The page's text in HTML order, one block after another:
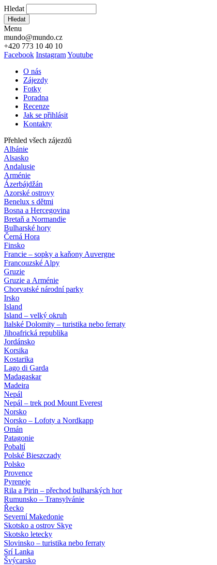
Hledat
Hledat
Menu
mundo@mundo.cz
+420 773 10 40 10
Facebook InstagramYoutube
O nás
Zájezdy
Fotky
Poradna
Recenze
Jak se přihlásit
Kontakty
Přehled všech zájezdů
Albánie
Alsasko
Andalusie
Arménie
Ázerbájdžán
Azorské ostrovy
Benelux s dětmi
Bosna a Hercegovina
Bretaň a Normandie
Bulharské hory
Černá Hora
Finsko
Francie – sopky a kaňony Auvergne
Francouzské Alpy
Gruzie
Gruzie a Arménie
Chorvatské národní parky
Irsko
Island
Island – velký okruh
Italské Dolomity – turistika nebo ferraty
Jihoafrická republika
Jordánsko
Korsika
Kostarika
Lago di Garda
Madagaskar
Madeira
Nepál
Nepál – trek pod Mount Everest
Norsko
Norsko – Lofoty a Nordkapp
Omán
Patagonie
Pobaltí
Polské Bieszczady
Polsko
Provence
Pyreneje
Rila a Pirin – přechod bulharských hor
Rumunsko – Transylvánie
Řecko
Severní Makedonie
Skotsko a ostrov Skye
Skotsko letecky
Slovinsko – turistika nebo ferraty
Srí Lanka
Švýcarsko